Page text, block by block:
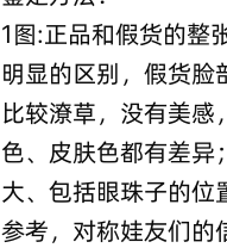
1图:正品和假货的整
明显的区别，假货脸
比较潦草，没有美感
色、皮肤色都有差异
大、包括眼珠子的位
参考，对称娃友们的